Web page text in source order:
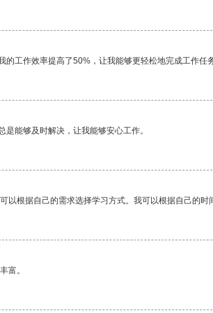
工作效率提高了50%，让我能够更轻松地完成工作任务
能够及时解决，让我能够安心工作。
以根据自己的需求选择学习方式。我可以根据自己的时
富。